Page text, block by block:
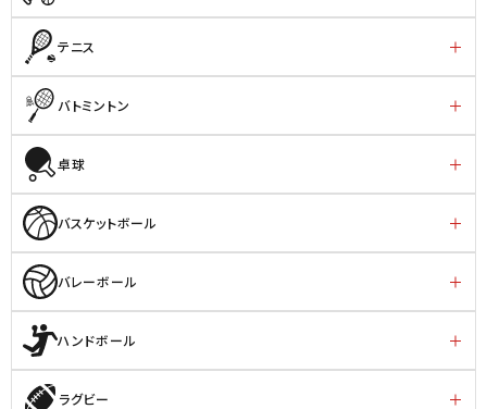
テニス
バトミントン
卓球
バスケットボール
バレーボール
ハンドボール
ラグビー